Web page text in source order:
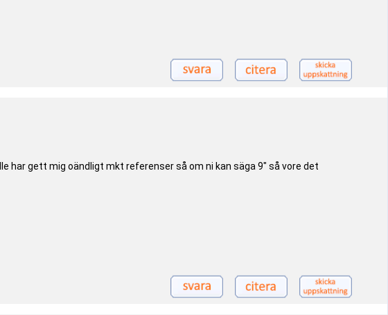
har gett mig oändligt mkt referenser så om ni kan säga 9" så vore det